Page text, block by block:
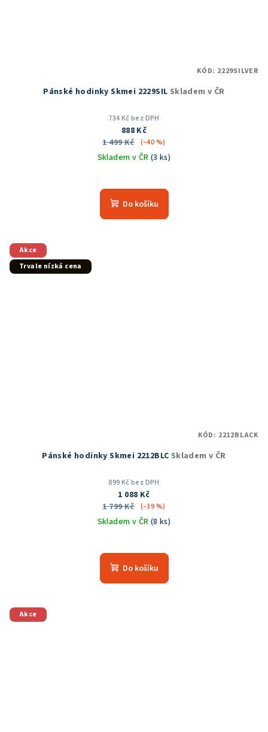
Pánské hodinky Skmei 2229SIL Skladem v ČR
734 Kč bez DPH
888 Kč
1 499 Kč
(–40 %)
Skladem v ČR (3 ks)
Do košíku
KÓD: 2229SILVER
Akce
Trvale nízká cena
Pánské hodinky Skmei 2212BLC Skladem v ČR
899 Kč bez DPH
1 088 Kč
1 799 Kč
(–39 %)
Skladem v ČR (8 ks)
Do košíku
KÓD: 2212BLACK
Akce